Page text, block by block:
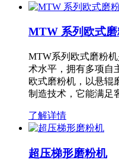
MTW 系列欧式
MTW系列欧式磨粉
术水平，拥有多项自
欧式磨粉机，以悬辊
制造技术，它能满足
了解详情
超压梯形磨粉机